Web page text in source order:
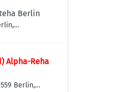
Berlin
Alpha-Reha
Berlin,